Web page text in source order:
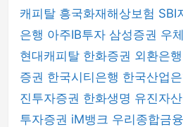
캐피탈 흥국화재해상보험 SBI
은행 아주IB투자 삼성증권 우
현대캐피탈 한화증권 외환은행
증권 한국시티은행 한국산업
진투자증권 한화생명 유진자
투자증권 iM뱅크 우리종합금융